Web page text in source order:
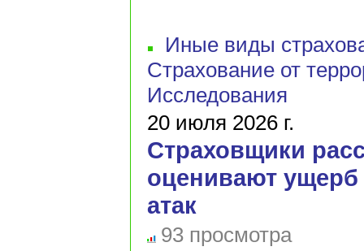
Иные виды
Страхование от
Исследования
20 июля 2026 г.
Страховщики
оценивают
атак
93 просмотра